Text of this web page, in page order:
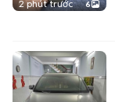
2 phút trước 6